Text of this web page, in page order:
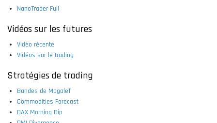
NanoTrader Full
Vidéos sur les futures
Vidéo récente
Vidéos sur le trading
Stratégies de trading
Bandes de Mogalef
Commodities Forecast
DAX Morning Dip